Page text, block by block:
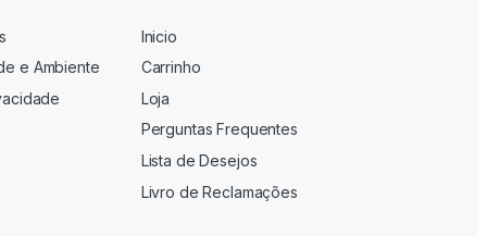
e Ambiente
Inicio
Carrinho
Loja
Perguntas Frequentes
Lista de Desejos
Livro de Reclamações